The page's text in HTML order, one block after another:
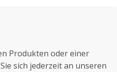
Produkten oder einer
sich jederzeit an unseren